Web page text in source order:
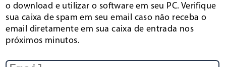
o download e utilizar o software em seu PC. Verifique
sua caixa de spam em seu email caso não receba o
email diretamente em sua caixa de entrada nos
próximos minutos.